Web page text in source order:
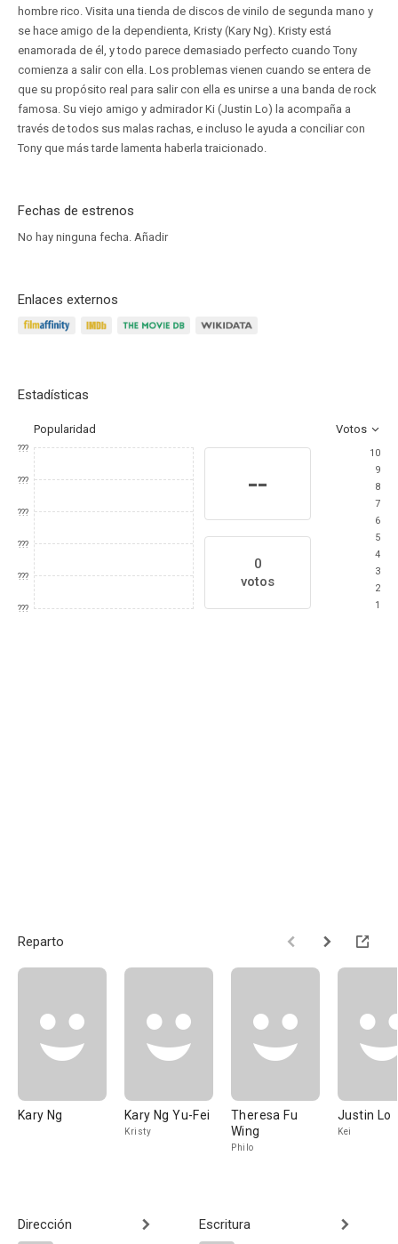
hombre rico. Visita una tienda de discos de vinilo de segunda mano y
se hace amigo de la dependienta, Kristy (Kary Ng). Kristy está
enamorada de él, y todo parece demasiado perfecto cuando Tony
comienza a salir con ella. Los problemas vienen cuando se entera de
que su propósito real para salir con ella es unirse a una banda de rock
famosa. Su viejo amigo y admirador Ki (Justin Lo) la acompaña a
través de todos sus malas rachas, e incluso le ayuda a conciliar con
Tony que más tarde lamenta haberla traicionado.
Fechas de estrenos
No hay ninguna fecha. Añadir
Enlaces externos
Estadísticas
Popularidad Votos
???
???
???
???
???
???
--
0
votos
10
9
8
7
6
5
4
3
2
1
Reparto
Kary Ng Kary Ng Yu-Fei
Kristy
Theresa Fu
Wing
Philo
Justin Lo
Kei
Dirección
Escritura